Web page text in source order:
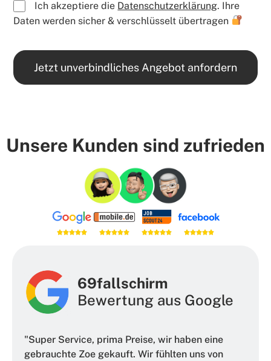
Ich akzeptiere die Datenschutzerklärung. Ihre
Daten werden sicher & verschlüsselt übertragen
Jetzt unverbindliches Angebot anfordern
Unsere Kunden sind zufrieden
69fallschirm
Bewertung aus Google
"Super Service, prima Preise, wir haben eine
gebrauchte Zoe gekauft. Wir fühlten uns von